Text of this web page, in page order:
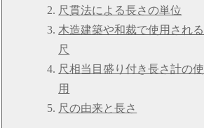
尺貫法による長さの単位
木造建築や和裁で使用される
尺
尺相当目盛り付き長さ計の使
用
尺の由来と長さ